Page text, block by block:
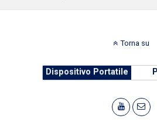
Torna su
Dispositivo Portatile